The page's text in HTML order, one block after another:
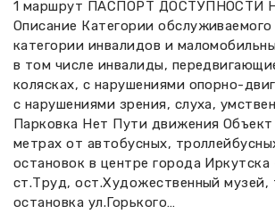
1 маршрут ПАСПОРТ ДОСТУПНОСТИ
Описание Категории обслуживаемого
категории инвалидов и
в том числе инвалиды,
колясках, с нарушениями опорно-
с нарушениями зрения, слуха,
Парковка Нет Пути движения
метрах от автобусных,
остановок в центре города Иркутска
ст.Труд, ост.Художественный музей,
остановка ул.Горького…